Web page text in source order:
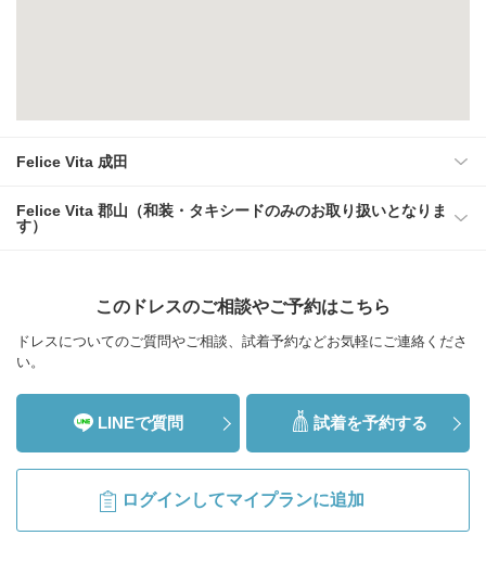
Felice Vita 成田
Felice Vita 郡山（和装・タキシードのみのお取り扱いとなりま
す）
このドレスのご相談やご予約はこちら
ドレスについてのご質問やご相談、試着予約などお気軽にご連絡くださ
い。
LINEで質問 試着を予約する
ログインしてマイプランに追加